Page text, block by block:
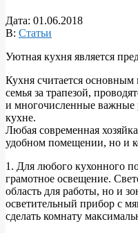
Дата: 01.06.2018
В: Статьи
Уютная кухня является
Кухня считается основным
семья за трапезой,
и многочисленные важные
кухне.
Любая современная
удобном помещении, но и
1. Для любого кухонного
грамотное освещение.
область для работы, но и
осветительный прибор с
сделать комнату